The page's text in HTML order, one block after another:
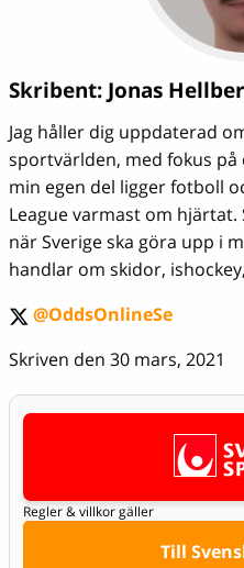
Skribent: Jonas
Jag håller dig uppdaterad
sportvärlden, med fokus
min egen del ligger fotboll
League varmast om
när Sverige ska göra upp i
handlar om skidor,
twitter
@OddsOnlineSe
Skriven den 30 mars, 2021
Regler & villkor gäller
Till